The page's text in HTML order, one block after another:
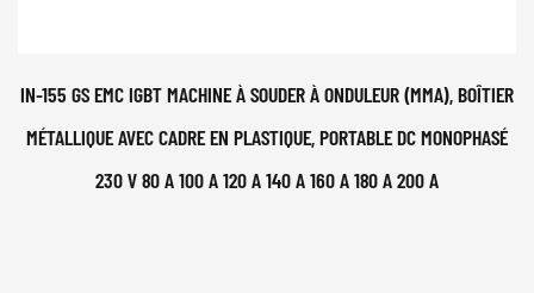
IN-155 GS EMC IGBT MACHINE À SOUDER À ONDULEUR (MMA), BOÎTIER
MÉTALLIQUE AVEC CADRE EN PLASTIQUE, PORTABLE DC MONOPHASÉ
230 V 80 A 100 A 120 A 140 A 160 A 180 A 200 A